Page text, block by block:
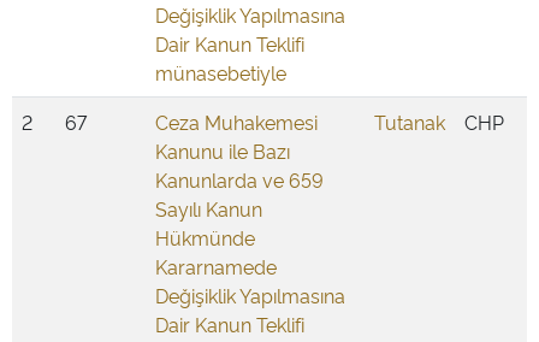
Değişiklik Yapılmasına
Dair Kanun Teklifi
münasebetiyle
2 67
Ceza Muhakemesi
Kanunu ile Bazı
Kanunlarda ve 659
Sayılı Kanun
Hükmünde
Kararnamede
Değişiklik Yapılmasına
Dair Kanun Teklifi
Tutanak CHP